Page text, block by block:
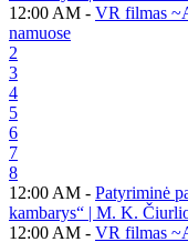
12:00 AM - VR filmas
namuose
2
3
4
5
6
7
8
12:00 AM - Patyriminė
kambarys“ | M. K.
12:00 AM - VR filmas